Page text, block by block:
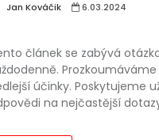
Jan Kováčik 6.03.2024
článek se zabývá
účinky. Poskytujeme
na nejčastější